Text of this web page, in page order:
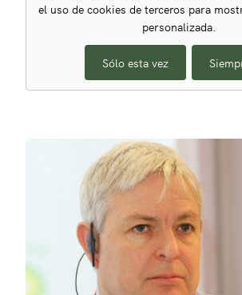
el uso de cookies de terceros para
personalizada.
Sólo esta vez